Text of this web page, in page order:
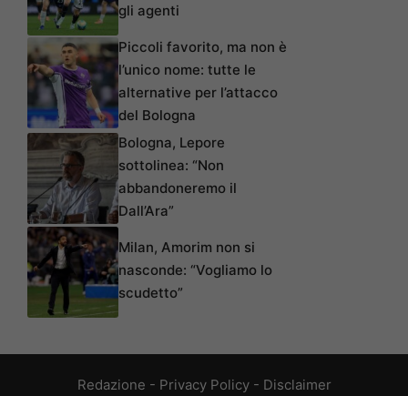
gli agenti
Piccoli favorito, ma non è
l’unico nome: tutte le
alternative per l’attacco
del Bologna
Bologna, Lepore
sottolinea: “Non
abbandoneremo il
Dall’Ara”
Milan, Amorim non si
nasconde: “Vogliamo lo
scudetto”
Redazione - Privacy Policy- Disclaimer